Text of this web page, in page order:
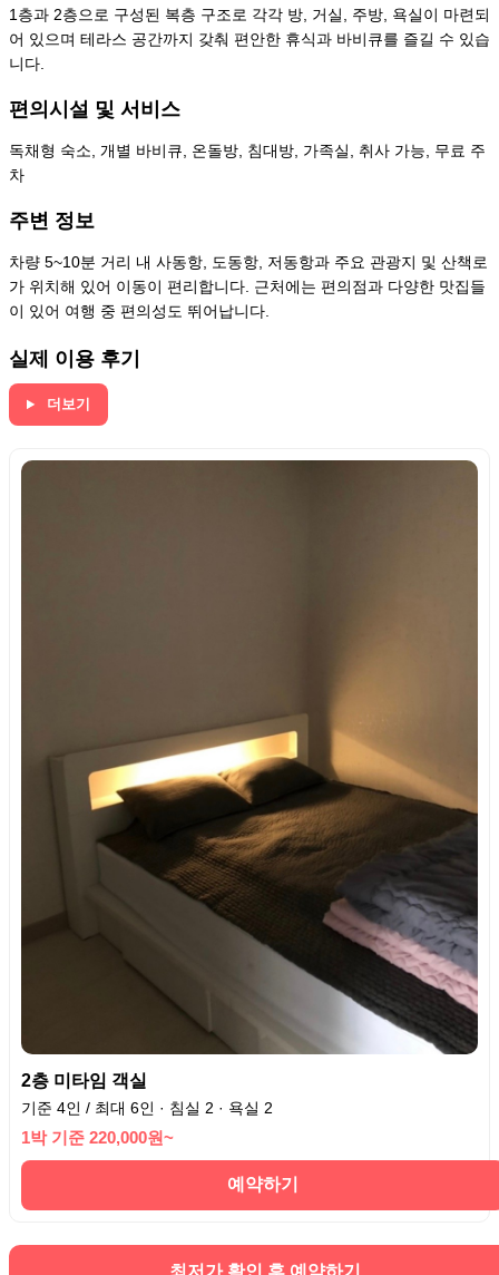
1층과 2층으로 구성된 복층 구조로 각각 방, 거실, 주방, 욕실이 마련되
어 있으며 테라스 공간까지 갖춰 편안한 휴식과 바비큐를 즐길 수 있습
니다.
편의시설 및 서비스
독채형 숙소, 개별 바비큐, 온돌방, 침대방, 가족실, 취사 가능, 무료 주
차
주변 정보
차량 5~10분 거리 내 사동항, 도동항, 저동항과 주요 관광지 및 산책로
가 위치해 있어 이동이 편리합니다. 근처에는 편의점과 다양한 맛집들
이 있어 여행 중 편의성도 뛰어납니다.
실제 이용 후기
더보기
2층 미타임 객실
기준 4인 / 최대 6인 · 침실 2 · 욕실 2
1박 기준 220,000원~
예약하기